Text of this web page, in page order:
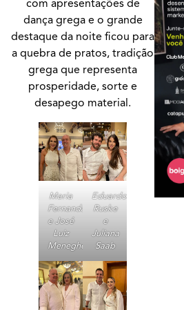
com apresentações de
dança grega e o grande
destaque da noite ficou para
a quebra de pratos, tradição
grega que representa
prosperidade, sorte e
desapego material.
Maria
Fernanda
e José
Luiz
Meneghel
Eduardo
Ruske
e
Juliana
Saab